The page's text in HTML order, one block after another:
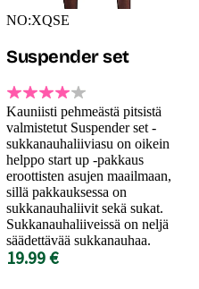
NO:XQSE
Suspender set
Kauniisti pehmeästä pitsistä
valmistetut Suspender set -
sukkanauhaliiviasu on oikein
helppo start up -pakkaus
eroottisten asujen maailmaan,
sillä pakkauksessa on
sukkanauhaliivit sekä sukat.
Sukkanauhaliiveissä on neljä
säädettävää sukkanauhaa.
19.99 €